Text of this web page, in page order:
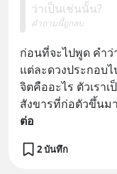
ว่าเป็นเช่นนั้น?
คำถามนี้ถูกลบ
ก่อนที่จะไปพูด คำว่
แต่ละดวงประกอบไ
จิตคืออะไร ตัวเรา
สังขารที่ก่อตัวขึ้น
ต่อ
2 บันทึก